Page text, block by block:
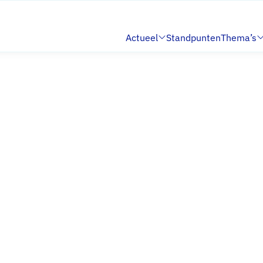
Submenu:
Actueel Standpunten
Submenu:
Thema’s